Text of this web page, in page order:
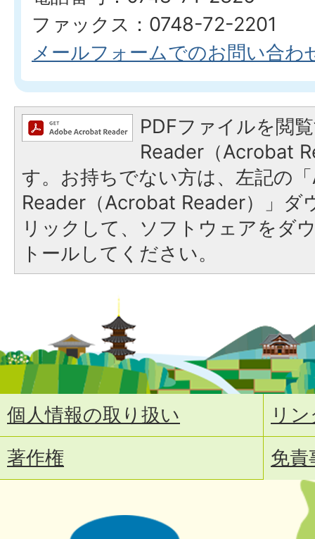
ファックス：0748-72-2201
メールフォームでのお問い合わ
PDFファイルを閲
Reader（Acrobat
す。お持ちでない方は、左記の
Reader（Acrobat Reader）」ダ
リックして、ソフトウェアをダ
トールしてください。
個人情報の取り扱い
リ
著作権
免責